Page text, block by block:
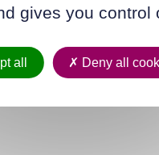
gives you control
all Deny all